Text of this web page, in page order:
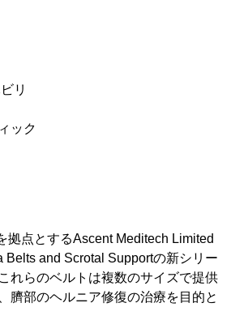
リ
ック
拠点とするAscent Meditech Limited
Belts and Scrotal Supportの新シリー
れらのベルトは複数のサイズで提供
臍部のヘルニア修復の治療を目的と